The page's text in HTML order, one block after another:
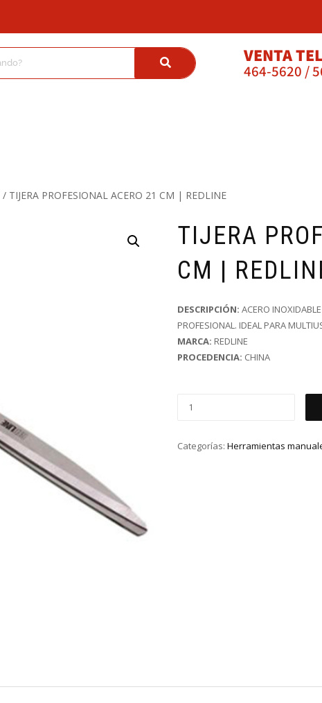
VENTA
464-5620 /
/ TIJERA PROFESIONAL ACERO 21 CM | REDLINE
TIJERA
CM |
DESCRIPCIÓN: ACERO
PROFESIONAL. IDEAL PARA
MARCA: REDLINE
PROCEDENCIA: CHINA
Categorías: Herramientas